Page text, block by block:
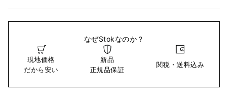
なぜStokなのか？
現地価格
だから安い
新品
正規品保証
関税・送料込み